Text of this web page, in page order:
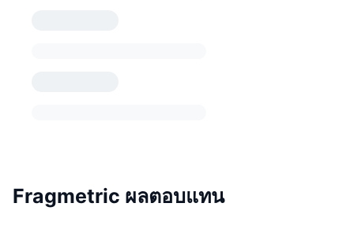
Fragmetric ผลตอบแทน